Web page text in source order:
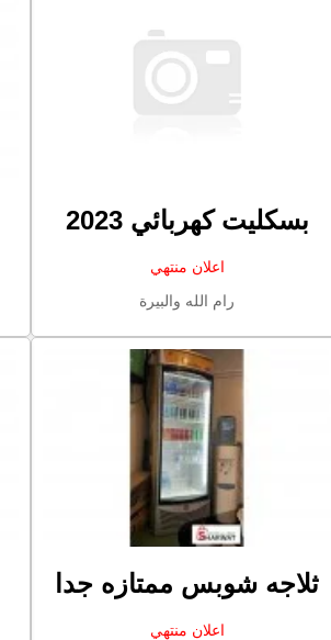
بسكليت كهربائي 2023
اعلان منتهي
رام الله والبيرة
ثلاجه شوبس ممتازه جدا
اعلان منتهي